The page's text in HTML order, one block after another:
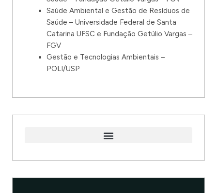
Saúde Ambiental e Gestão de Resíduos de
Saúde – Universidade Federal de Santa
Catarina UFSC e Fundação Getúlio Vargas –
FGV
Gestão e Tecnologias Ambientais –
POLI/USP